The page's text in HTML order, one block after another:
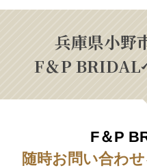
兵庫県小野
F＆P BRIDAL
F＆P
随時お問い合わ